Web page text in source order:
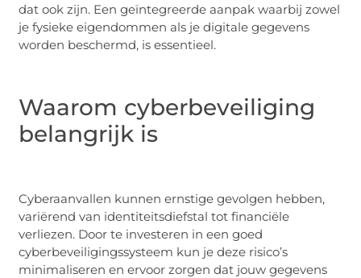
dat ook zijn. Een geïntegreerde aanpak waarbij zowel
je fysieke eigendommen als je digitale gegevens
worden beschermd, is essentieel.
Waarom cyberbeveiliging
belangrijk is
Cyberaanvallen kunnen ernstige gevolgen hebben,
variërend van identiteitsdiefstal tot financiële
verliezen. Door te investeren in een goed
cyberbeveiligingssysteem kun je deze risico’s
minimaliseren en ervoor zorgen dat jouw gegevens